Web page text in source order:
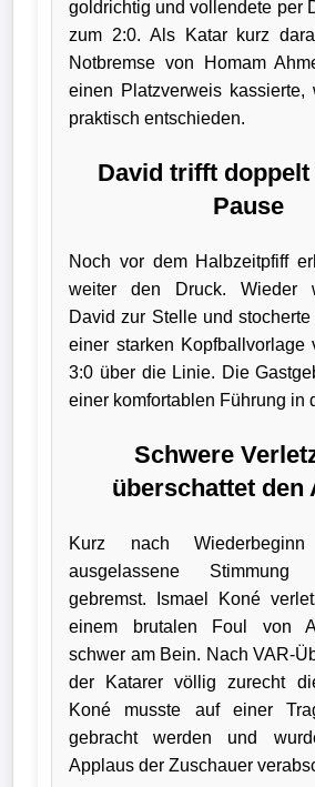
Wappen
Flutlichtbarde
goldrichtig und vollendete per
zum 2:0. Als Katar kurz
Notbremse von Homam
einen Platzverweis kassierte,
praktisch entschieden.
David trifft
Pause
Noch vor dem Halbzeitpfiff
weiter den Druck. Wieder
David zur Stelle und
einer starken Kopfballvorlage
3:0 über die Linie. Die
einer komfortablen Führung in
Schwere
überschattet den
Kurz nach
ausgelassene
gebremst. Ismael Koné
einem brutalen Foul von
schwer am Bein. Nach VAR-
der Katarer völlig zurecht
Koné musste auf einer
gebracht werden und
Applaus der Zuschauer